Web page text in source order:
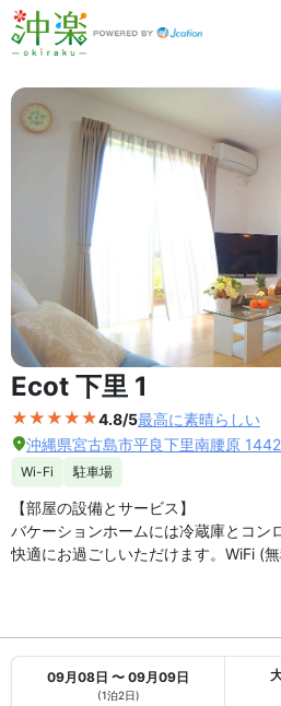
Ecot 下里 1
4.8/5最高に素晴らしい
沖縄県宮古島市平良下里南腰原
Wi-Fi 駐車場
【部屋の設備とサービス】
バケーションホームには冷蔵庫とコン
快適にお過ごしいただけます。WiFi (
利用いただけます。 セーフティボッ
09月08日 〜 09月09日
(1泊2日)